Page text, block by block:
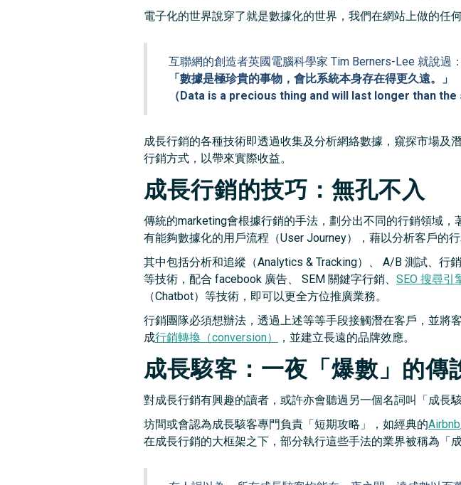
電子化的世界說穿了就是數據化的世界，我們在網站上做的任
互聯網的創造者英國電腦科學家 Tim Berners-Lee 就說過：
「數據是極珍貴的事物，會比系統本身存在得更久遠。」
（Data is a precious thing and will last longer than
成長行銷的各種技術即透過收集及分析網絡數據，窺探市場及
行銷方式，以帶來實際收益。
成長行銷的技巧：無孔不入
傳統的marketing會根據行銷的手法，劃分出不同的行銷領域
有能夠數據化的用戶流程（User Journey），藉以分析客戶的行
其中包括分析和追縱（Analytics & Tracking）、 A/B 測試、行
等技術，配合 facebook 廣告、 SEM 關鍵字行銷、 SEO 搜尋引
（Chatbot）等技術，即可以更全方位推廣業務。
行銷團隊必須想辦法，透過上述等等手段接觸潛在客戶，並將
成行銷轉換（conversion） ，並建立長遠的品牌效應。
成長駭客：一夜「爆數」的傳
對成長行銷有興趣的讀者，或許亦會聽過另一個名詞叫「成長
坊間或會認為成長駭客專門負責「短期攻略」，如經典的Airbnb
在成長行銷的大框架之下，部分執行這些手法的業界被稱為「成